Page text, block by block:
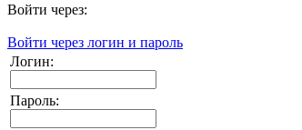
Войти через:
Войти через логин и пароль
Логин:
Пароль: